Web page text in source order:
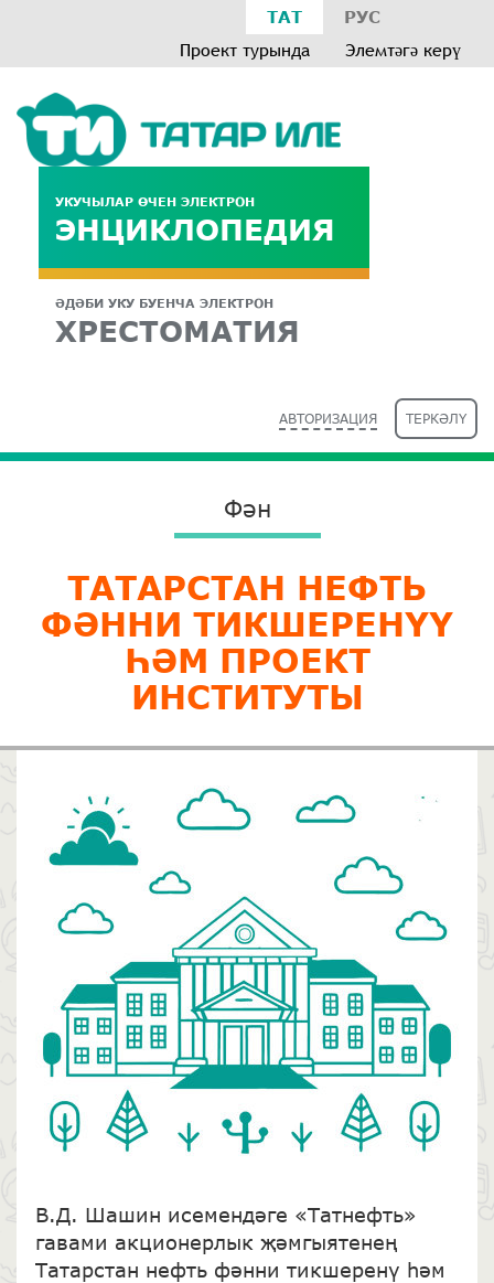
ТАТ РУС
Проект турында Элемтәгә керү
УКУЧЫЛАР ӨЧЕН ЭЛЕКТРОН
ЭНЦИКЛОПЕДИЯ
ӘДӘБИ УКУ БУЕНЧА ЭЛЕКТРОН
ХРЕСТОМАТИЯ
АВТОРИЗАЦИЯ ТЕРКӘЛҮ
Фән
ТАТАРСТАН НЕФТЬ
ФӘННИ ТИКШЕРЕНҮҮ
ҺӘМ ПРОЕКТ
ИНСТИТУТЫ
В.Д. Шашин исемендәге «Татнефть»
гавами акционерлык җәмгыятенең
Татарстан нефть фәнни тикшеренү һәм